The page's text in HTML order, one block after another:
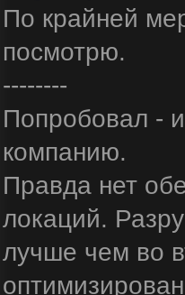
По крайней
посмотрю.
--------
Попробовал -
компанию.
Правда нет
локаций.
лучше чем во